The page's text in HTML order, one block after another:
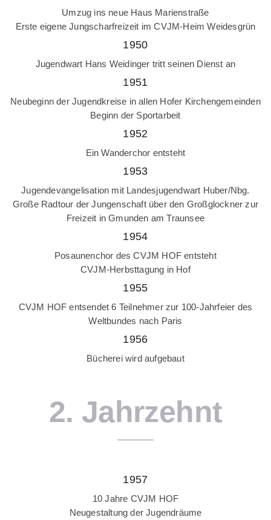
Umzug ins neue Haus Marienstraße
Erste eigene Jungscharfreizeit im CVJM-Heim Weidesgrün
1950
Jugendwart Hans Weidinger tritt seinen Dienst an
1951
Neubeginn der Jugendkreise in allen Hofer Kirchengemeinden
Beginn der Sportarbeit
1952
Ein Wanderchor entsteht
1953
Jugendevangelisation mit Landesjugendwart Huber/Nbg.
Große Radtour der Jungenschaft über den Großglockner zur
Freizeit in Gmunden am Traunsee
1954
Posaunenchor des CVJM HOF entsteht
CVJM-Herbsttagung in Hof
1955
CVJM HOF entsendet 6 Teilnehmer zur 100-Jahrfeier des
Weltbundes nach Paris
1956
Bücherei wird aufgebaut
2. Jahrzehnt
1957
10 Jahre CVJM HOF
Neugestaltung der Jugendräume